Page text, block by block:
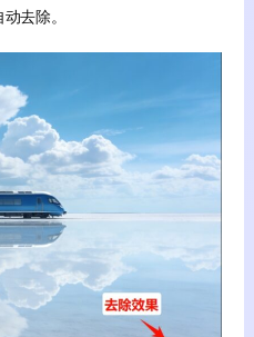
去除。